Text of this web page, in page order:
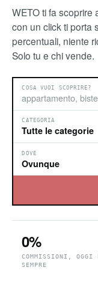
WETO ti fa
con un click ti porta
percentuali, niente
Solo tu e chi vende.
COSA VUOI SCOPRIRE?
CATEGORIA
DOVE
0%
COMMISSIONI, OGGI
SEMPRE